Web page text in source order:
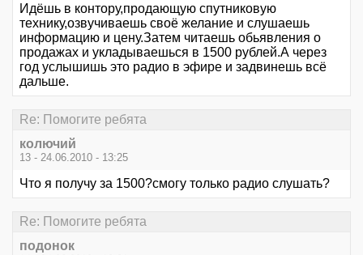
Идёшь в контору,продающую спутниковую
технику,озвучиваешь своё желание и слушаешь
информацию и цену.Затем читаешь обьявления о
продажах и укладываешься в 1500 рублей.А через
год услышишь это радио в эфире и задвинешь всё
дальше.
Re: Помогите ребята
колючий
13 - 24.06.2010 - 13:25
Что я получу за 1500?смогу только радио слушать?
Re: Помогите ребята
подонок